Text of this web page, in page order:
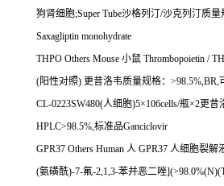
狗肾细胞;Super Tube沙格列汀 /沙克列汀质量
Saxagliptin monohydrate
THPO Others Mouse 小鼠 Thrombopoietin /
(阳性对照) 更昔洛韦质量规格： >98.5%,BR,
CL-0223SW480(人细胞)5×106cells/瓶×2更昔
HPLC>98.5%,标准品Ganciclovir
GPR37 Others Human 人 GPR37 人细胞裂解
(氨磺酰)-7-氟-2,1,3-苯并恶二唑